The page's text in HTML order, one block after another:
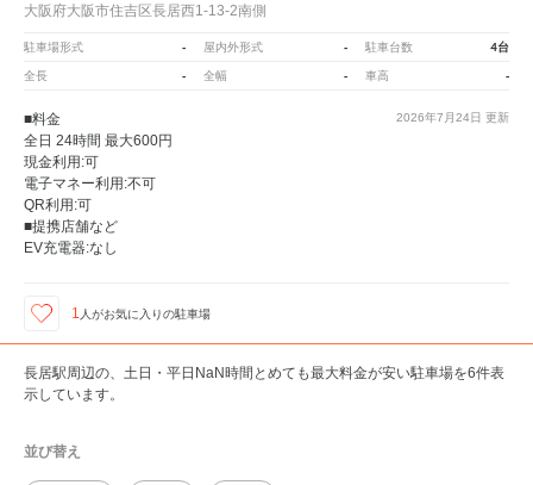
大阪府大阪市住吉区長居西1-13-2南側
駐車場形式 - 屋内外形式 - 駐車台数 4台
全長 - 全幅 - 車高 -
2026年7月24日 更新
■料金
全日 24時間 最大600円
現金利用:可
電子マネー利用:不可
QR利用:可
■提携店舗など
EV充電器:なし
1 人がお気に入りの駐車場
長居駅周辺の、土日・平日NaN時間とめても最大料金が安い駐車場を6件表
示しています。
並び替え